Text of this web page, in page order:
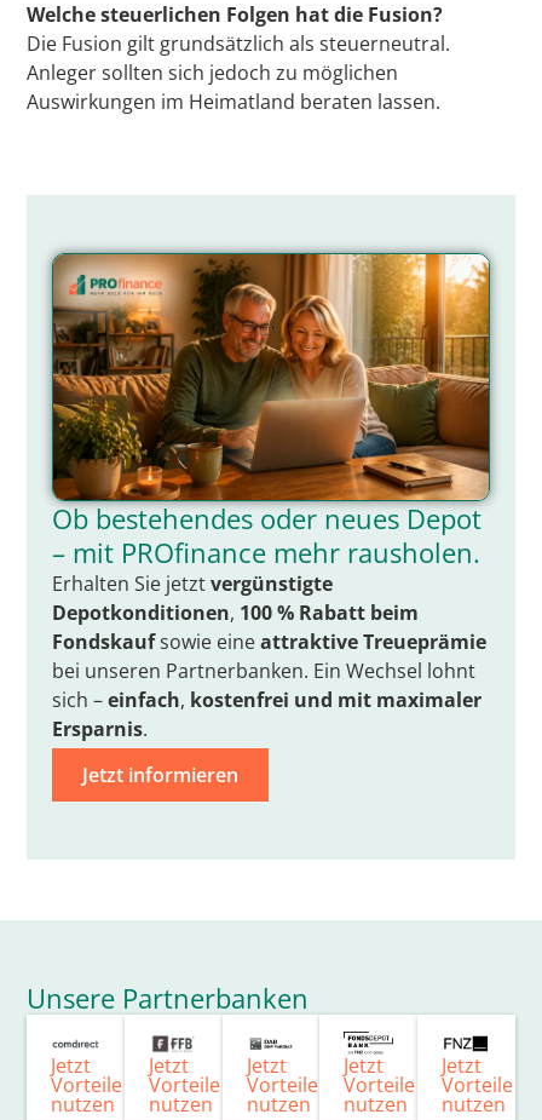
Welche steuerlichen Folgen hat die Fusion?
Die Fusion gilt grundsätzlich als steuerneutral.
Anleger sollten sich jedoch zu möglichen
Auswirkungen im Heimatland beraten lassen.
Ob bestehendes oder neues Depot
– mit PROfinance mehr rausholen.
Erhalten Sie jetztvergünstigte
Depotkonditionen, 100 % Rabatt beim
Fondskaufsowie eineattraktive Treueprämie
bei unseren Partnerbanken. Ein Wechsel lohnt
sich –einfach, kostenfrei und mit maximaler
Ersparnis.
Jetzt informieren
Unsere Partnerbanken
Jetzt
Vorteile
nutzen
Jetzt
Vorteile
nutzen
Jetzt
Vorteile
nutzen
Jetzt
Vorteile
nutzen
Jetzt
Vorteile
nutzen